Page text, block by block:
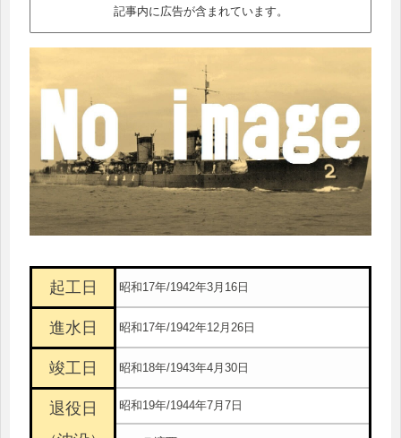
記事内に広告が含まれています。
起工日 昭和17年/1942年3月16日
進水日 昭和17年/1942年12月26日
竣工日 昭和18年/1943年4月30日
退役日
昭和19年/1944年7月7日